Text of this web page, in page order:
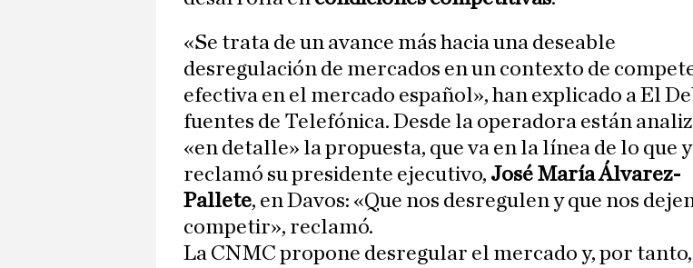
«Se trata de un avance más hacia una deseable
desregulación de mercados en un contexto de
efectiva en el mercado español», han explicado a El
fuentes de Telefónica. Desde la operadora están
«en detalle» la propuesta, que va en la línea de lo que
reclamó su presidente ejecutivo, José María Álvarez-
Pallete, en Davos: «Que nos desregulen y que nos
competir», reclamó.
La CNMC propone desregular el mercado y, por tanto,